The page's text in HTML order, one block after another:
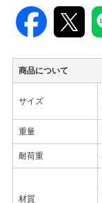
商品について
サイズ
重量
耐荷重
材質